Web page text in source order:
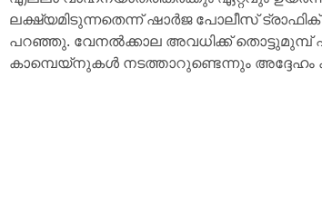
ലക്ഷ്യമിടുന്നതെന്ന് ഷാർജ പോലീസ്
പറഞ്ഞു. വേനൽക്കാല അവധിക്ക്
കാമ്പെയ്‌നുകൾ നടത്താറുണ്ടെന്നും അദ്ദേഹം